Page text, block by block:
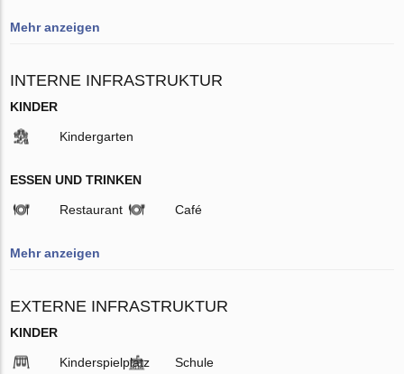
Mehr anzeigen
INTERNE INFRASTRUKTUR
KINDER
Kindergarten
ESSEN UND TRINKEN
Restaurant Café
Mehr anzeigen
EXTERNE INFRASTRUKTUR
KINDER
Kinderspielplatz Schule